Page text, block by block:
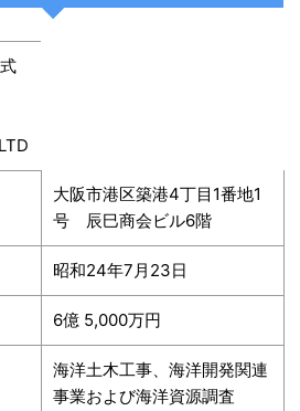
大阪市港区築港4丁目1番地1
号 辰巳商会ビル6階
昭和24年7月23日
6億 5,000万円
海洋土木工事、海洋開発関連
事業および海洋資源調査